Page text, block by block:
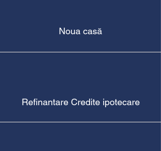
Noua casă
Refinantare Credite ipotecare